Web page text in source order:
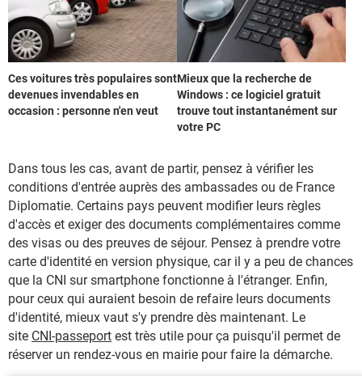
Ces voitures très populaires sont
devenues invendables en
occasion : personne n'en veut
Mieux que la recherche de
Windows : ce logiciel gratuit
trouve tout instantanément sur
votre PC
Dans tous les cas, avant de partir, pensez à vérifier les
conditions d'entrée auprès des ambassades ou de France
Diplomatie. Certains pays peuvent modifier leurs règles
d'accès et exiger des documents complémentaires comme
des visas ou des preuves de séjour. Pensez à prendre votre
carte d'identité en version physique, car il y a peu de chances
que la CNI sur smartphone fonctionne à l'étranger. Enfin,
pour ceux qui auraient besoin de refaire leurs documents
d'identité, mieux vaut s'y prendre dès maintenant. Le
site CNI-passeport est très utile pour ça puisqu'il permet de
réserver un rendez-vous en mairie pour faire la démarche.